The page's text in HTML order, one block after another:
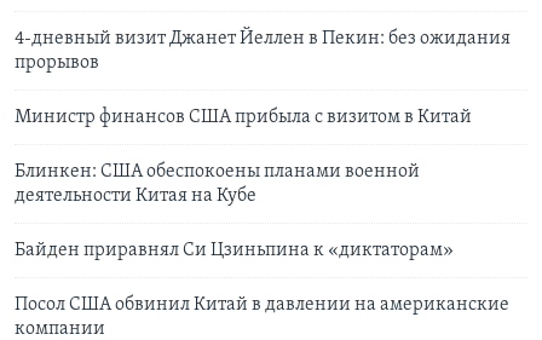
4-дневный визит Джанет Йеллен в Пекин: без ожидания
прорывов
Министр финансов США прибыла с визитом в Китай
Блинкен: США обеспокоены планами военной
деятельности Китая на Кубе
Байден приравнял Си Цзиньпина к «диктаторам»
Посол США обвинил Китай в давлении на американские
компании